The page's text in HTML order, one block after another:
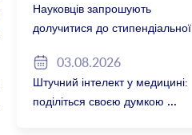
Науковців запрошують
долучитися до стипендіальної
Баварія 2027/28
03.08.2026
Штучний інтелект у медицині:
поділіться своєю думкою